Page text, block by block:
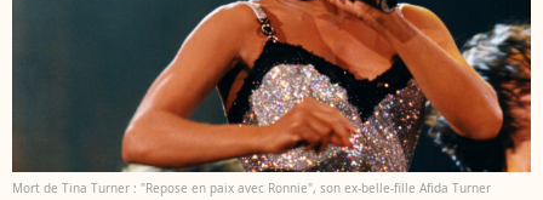
Mort de Tina Turner : "Repose en paix avec Ronnie", son ex-belle-fille Afida Turner